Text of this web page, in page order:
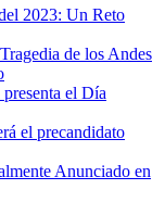
2023: Un Reto
de los Andes
el Día
el precandidato
Anunciado en